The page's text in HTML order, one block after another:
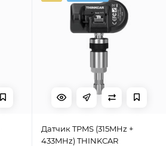
Датчик TPMS (315MHz +
433MHz) THINKCAR